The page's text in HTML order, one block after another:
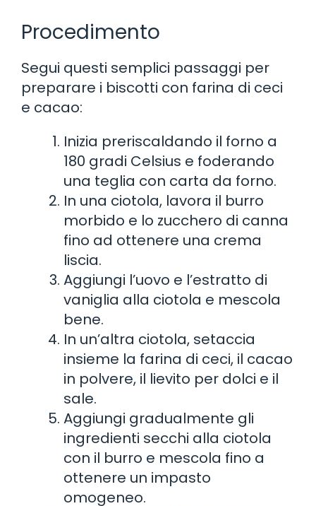
Procedimento
Segui questi semplici passaggi per
preparare i biscotti con farina di ceci
e cacao:
Inizia preriscaldando il forno a
180 gradi Celsius e foderando
una teglia con carta da forno.
In una ciotola, lavora il burro
morbido e lo zucchero di canna
fino ad ottenere una crema
liscia.
Aggiungi l’uovo e l’estratto di
vaniglia alla ciotola e mescola
bene.
In un’altra ciotola, setaccia
insieme la farina di ceci, il cacao
in polvere, il lievito per dolci e il
sale.
Aggiungi gradualmente gli
ingredienti secchi alla ciotola
con il burro e mescola fino a
ottenere un impasto
omogeneo.